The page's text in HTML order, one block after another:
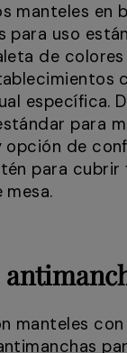
manteles en
para uso
de
específica.
para
opción de
para cubrir
mesa.
manteles con